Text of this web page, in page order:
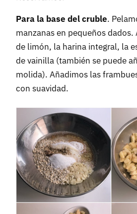
Para la base del cruble.
manzanas en pequeños
de limón, la harina integral, la
de vainilla (también se puede
molida). Añadimos las
con suavidad.